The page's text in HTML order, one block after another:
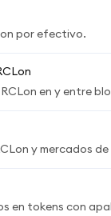
por efectivo.
en y entre
y mercados
en tokens con